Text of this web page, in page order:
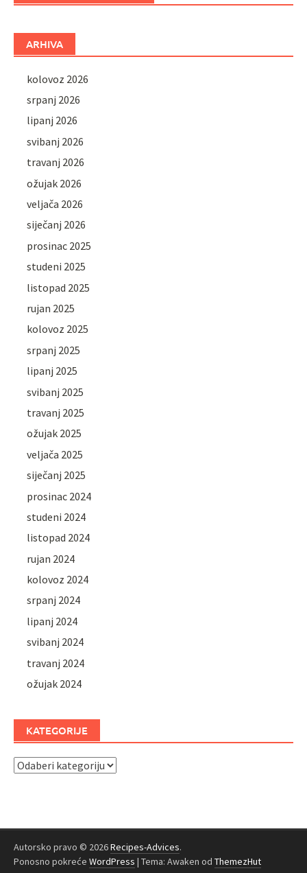
ARHIVA
kolovoz 2026
srpanj 2026
lipanj 2026
svibanj 2026
travanj 2026
ožujak 2026
veljača 2026
siječanj 2026
prosinac 2025
studeni 2025
listopad 2025
rujan 2025
kolovoz 2025
srpanj 2025
lipanj 2025
svibanj 2025
travanj 2025
ožujak 2025
veljača 2025
siječanj 2025
prosinac 2024
studeni 2024
listopad 2024
rujan 2024
kolovoz 2024
srpanj 2024
lipanj 2024
svibanj 2024
travanj 2024
ožujak 2024
KATEGORIJE
Kategorije
Autorsko pravo © 2026Recipes-Advices.
Ponosno pokreće WordPress | Tema: Awaken od ThemezHut